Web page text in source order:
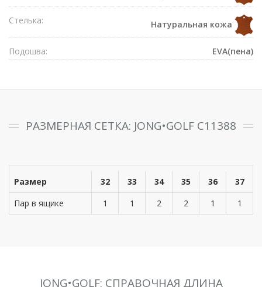
Стелька: Натуральная кожа
Подошва: EVA(пена)
РАЗМЕРНАЯ СЕТКА: JONG•GOLF C11388
Размер 32 33 34 35 36
37
Пар в ящике
1 1 2 2 1 1
JONG•GOLF: СПРАВОЧНАЯ ДЛИНА